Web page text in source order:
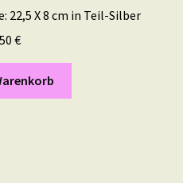
22,5 X 8 cm in Teil-Silber
€